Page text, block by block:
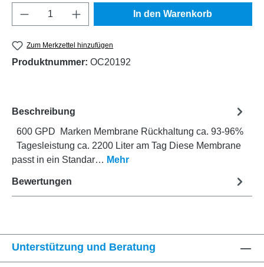
Produkt Anzahl: Gib den gewünschten
In den Warenkorb
Zum Merkzettel hinzufügen
Produktnummer: OC20192
Beschreibung
600 GPD Marken Membrane Rückhaltung ca. 93-96%
Tagesleistung ca. 2200 Liter am Tag Diese Membrane
passt in ein Standar… Mehr
Bewertungen
Unterstützung und Beratung